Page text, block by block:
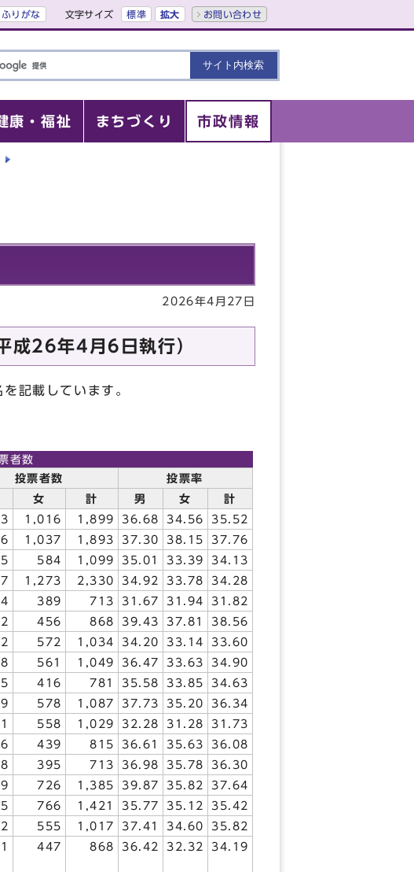
ふりがな 文字サイズ 標準 拡大 お問い合わせ
康・福祉 まちづくり 市政情報
2026年4月27日
成26年4月6日執行）
記載しています。
者数
投票者数
投票率
女 計 男 女
計
1,016 1,899 36.68 34.56
35.52
1,037 1,893 37.30 38.15
37.76
584 1,099 35.01 33.39
34.13
1,273 2,330 34.92 33.78
34.28
389 713 31.67 31.94
31.82
456 868 39.43 37.81
38.56
572 1,034 34.20 33.14
33.60
561 1,049 36.47 33.63
34.90
416 781 35.58 33.85
34.63
578 1,087 37.73 35.20
36.34
558 1,029 32.28 31.28
31.73
439 815 36.61 35.63
36.08
395 713 36.98 35.78
36.30
726 1,385 39.87 35.82
37.64
766 1,421 35.77 35.12
35.42
555 1,017 37.41 34.60
35.82
447 868 36.42 32.32 34.19